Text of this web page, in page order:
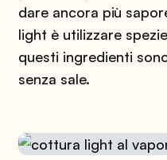
dare ancora più
light è utilizzare
questi ingredienti
senza sale.